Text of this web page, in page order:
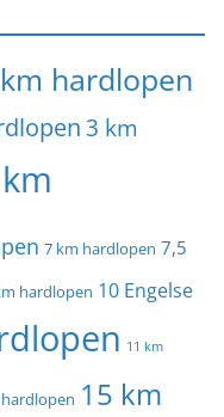
hardlopen
3 km
7 km hardlopen 7,5
hardlopen 10 Engelse
11 km
15 km